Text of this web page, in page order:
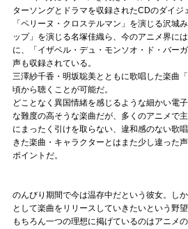
ターソングとドラマを収録されたCDのダイジ
「ペリーヌ・クロステルマン」を演じる沢城
ップ」を演じる名塚佳織ら、今のアニメ界に
に、「イザベル・デュ・モンソオ・ド・バー
声も収録されている。
三澤紗千香・明坂聡美とともに歌唱した楽曲
頃から聴くことが可能だ。
どことなく異国情緒を感じるような細かい電
な難度の高そうな楽曲だが、多くのアニメで
にまったく引けを取らない、違和感のない歌
きた楽曲・キャラクターとはまた少し違った
ポイントだ。
のんびり期間で今は温存中だという彼女。し
として楽曲をリリースしていきたいという野望
もちろん一つの理想に掲げているのはアニメ